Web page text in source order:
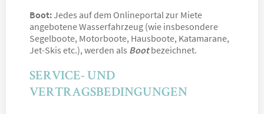
Boot:Jedes auf dem Onlineportal zur Miete
angebotene Wasserfahrzeug (wie insbesondere
Segelboote, Motorboote, Hausboote, Katamarane,
Jet-Skis etc.), werden als Bootbezeichnet.
SERVICE- UND
VERTRAGSBEDINGUNGEN